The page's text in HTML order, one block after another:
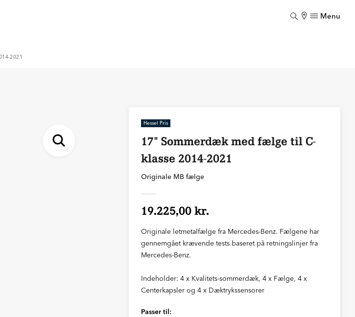
Menu
2021
Hessel Pris
17" Sommerdæk med fælge til C-
klasse 2014-2021
Originale MB fælge
19.225,00 kr.
Originale letmetalfælge fra Mercedes-Benz. Fælgene har
gennemgået krævende tests baseret på retningslinjer fra
Mercedes-Benz.
Indeholder: 4 x Kvalitets-sommerdæk, 4 x Fælge, 4 x
Centerkapsler og 4 x Dæktrykssensorer
Passer til: